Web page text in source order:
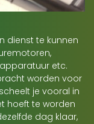
dienst te kunnen
etc.
worden voor
je vooral in
hoeft te worden
dag klaar,